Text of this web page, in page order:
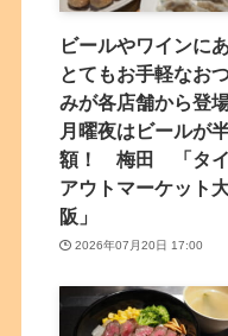
ビールやワインに
とてもお手軽なお
みが各店舗から登場
月曜夜はビールが
額！ 梅田 「タ
アウトマーケット
阪」
2026年07月20日 17:00